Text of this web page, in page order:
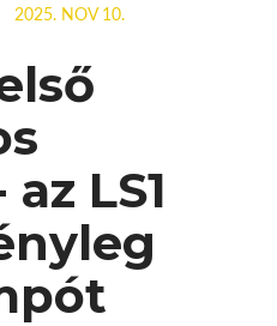
2025. NOV 10.
LS1